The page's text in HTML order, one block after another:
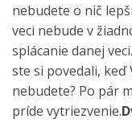
nebudete o nič
veci nebude v
splácanie danej
ste si povedali,
nebudete? Po pár
príde vytriezvenie.